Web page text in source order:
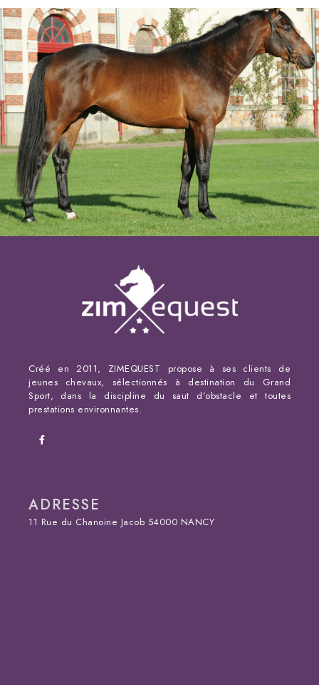
Créé en 2011, ZIMEQUEST propose à ses clients de
jeunes chevaux, sélectionnés à destination du Grand
Sport, dans la discipline du saut d’obstacle et toutes
prestations environnantes.
ADRESSE
11 Rue du Chanoine Jacob 54000 NANCY